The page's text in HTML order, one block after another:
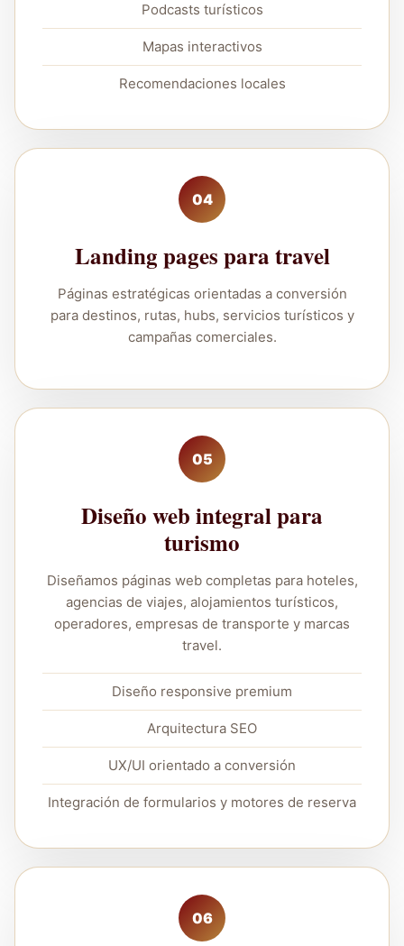
Podcasts turísticos
Mapas interactivos
Recomendaciones locales
04
Landing pages para travel
Páginas estratégicas orientadas a conversión
para destinos, rutas, hubs, servicios turísticos y
campañas comerciales.
05
Diseño web integral para
turismo
Diseñamos páginas web completas para hoteles,
agencias de viajes, alojamientos turísticos,
operadores, empresas de transporte y marcas
travel.
Diseño responsive premium
Arquitectura SEO
UX/UI orientado a conversión
Integración de formularios y motores de reserva
06